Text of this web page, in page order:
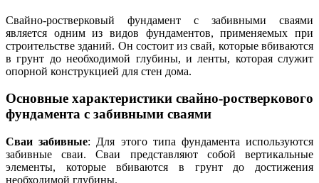
Свайно-ростверковый фундамент с забивными сваями
является одним из видов фундаментов, применяемых при
строительстве зданий. Он состоит из свай, которые вбиваются
в грунт до необходимой глубины, и ленты, которая служит
опорной конструкцией для стен дома.
Основные характеристики свайно-ростверкового
фундамента с забивными сваями
Сваи забивные: Для этого типа фундамента используются
забивные сваи. Сваи представляют собой вертикальные
элементы, которые вбиваются в грунт до достижения
необходимой глубины.